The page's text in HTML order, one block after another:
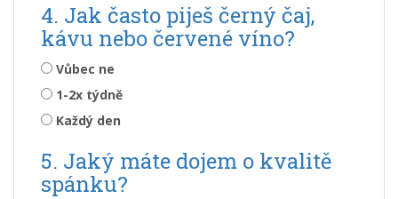
4. Jak často piješ černý čaj,
kávu nebo červené víno?
Vůbec ne
1-2x týdně
Každý den
5. Jaký máte dojem o kvalitě
spánku?